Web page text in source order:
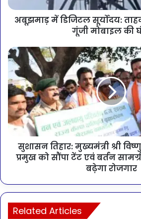
अबूझमाड़ में डिजिटल सूर्योदय:
गूंजी मोबाइल की
सुशासन तिहार: मुख्यमंत्री श्री
प्रमुख को सौंपा टेंट एवं बर्तन
बढ़ेगा रोजगार
Related Articles